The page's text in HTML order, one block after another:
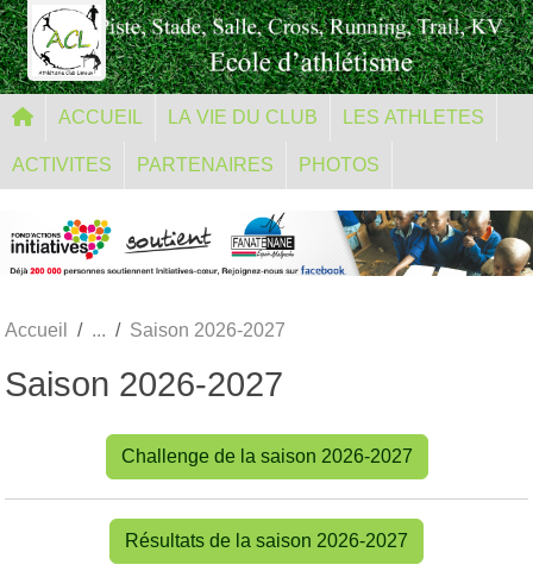
ACCUEIL LA VIE DU CLUB LES ATHLETES
ACTIVITES PARTENAIRES PHOTOS
Accueil Saison 2026-2027
Saison 2026-2027
Challenge de la saison 2026-2027
Résultats de la saison 2026-2027
Panneau de gestion des cookies